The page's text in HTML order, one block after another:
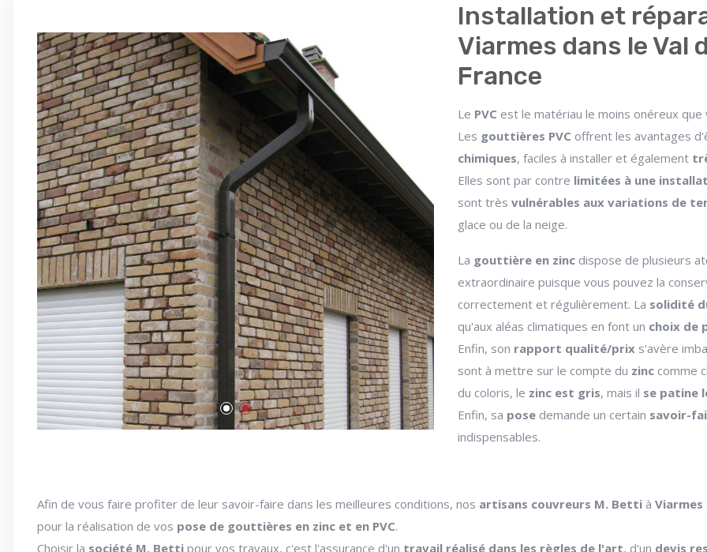
Installation et
Viarmes dans le Val
France
Le PVC est le matériau le moins onéreux
Les gouttières PVC offrent les avantages
chimiques, faciles à installer et également
Elles sont par contre limitées à une
sont trèsvulnérables aux variations de
glace ou de la neige.
La gouttière en zinc dispose de plusieurs
extraordinaire puisque vous pouvez la
correctement et régulièrement. La solidité
qu'aux aléas climatiques en font un choix de
Enfin, son rapport qualité/prix s'avère
sont à mettre sur le compte du zinc comme
du coloris, le zinc est gris, mais il se patine
Enfin, sa pose demande un certain savoir-
indispensables.
Afin de vous faire profiter de leur savoir-faire dans les meilleures conditions, nos artisans couvreurs M. Betti à Viarmes
pour la réalisation de vos pose de gouttières en zinc et en PVC.
Choisir la société M. Betti pour vos travaux, c'est l'assurance d'un travail réalisé dans les règles de l'art, d'un devis